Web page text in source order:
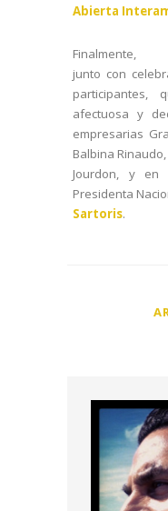
Abierta
Finalmente,
junto con
participantes,
afectuosa y
empresarias
Balbina
Jourdon, y en
Presidenta
Sartoris.